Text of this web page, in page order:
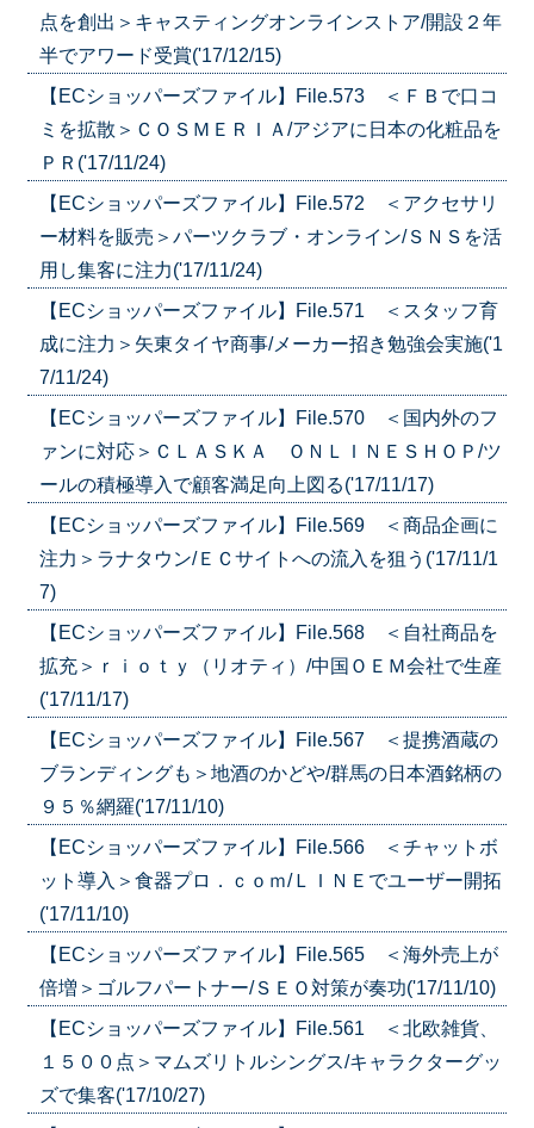
点を創出＞キャスティングオンラインストア/開設２年
半でアワード受賞('17/12/15)
【ECショッパーズファイル】File.573 ＜ＦＢで口コ
ミを拡散＞ＣＯＳＭＥＲＩＡ/アジアに日本の化粧品を
ＰＲ('17/11/24)
【ECショッパーズファイル】File.572 ＜アクセサリ
ー材料を販売＞パーツクラブ・オンライン/ＳＮＳを活
用し集客に注力('17/11/24)
【ECショッパーズファイル】File.571 ＜スタッフ育
成に注力＞矢東タイヤ商事/メーカー招き勉強会実施('1
7/11/24)
【ECショッパーズファイル】File.570 ＜国内外のフ
ァンに対応＞ＣＬＡＳＫＡ ＯＮＬＩＮＥＳＨＯＰ/ツ
ールの積極導入で顧客満足向上図る('17/11/17)
【ECショッパーズファイル】File.569 ＜商品企画に
注力＞ラナタウン/ＥＣサイトへの流入を狙う('17/11/1
7)
【ECショッパーズファイル】File.568 ＜自社商品を
拡充＞ｒｉｏｔｙ（リオティ）/中国ＯＥＭ会社で生産
('17/11/17)
【ECショッパーズファイル】File.567 ＜提携酒蔵の
ブランディングも＞地酒のかどや/群馬の日本酒銘柄の
９５％網羅('17/11/10)
【ECショッパーズファイル】File.566 ＜チャットボ
ット導入＞食器プロ．ｃｏｍ/ＬＩＮＥでユーザー開拓
('17/11/10)
【ECショッパーズファイル】File.565 ＜海外売上が
倍増＞ゴルフパートナー/ＳＥＯ対策が奏功('17/11/10)
【ECショッパーズファイル】File.561 ＜北欧雑貨、
１５００点＞マムズリトルシングス/キャラクターグッ
ズで集客('17/10/27)